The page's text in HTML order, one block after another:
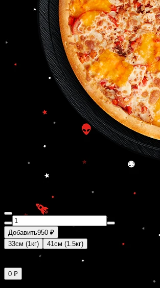
Добавить950 ₽
33см (1кг)
41см (1.5кг)
Соус "Барбекю", грудка куриная
(*Фотография блюда носит
0 ₽